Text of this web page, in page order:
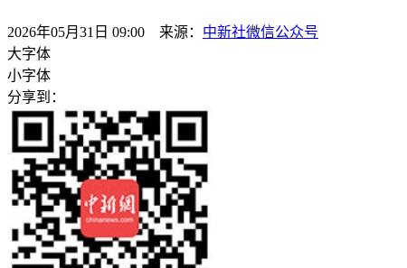
2026年05月31日 09:00 来源： 中新社微信公众号
大字体
小字体
分享到：